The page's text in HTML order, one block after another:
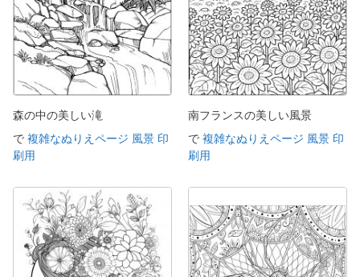
森の中の美しい滝
で 複雑なぬりえページ 風景 印
刷用
南フランスの美しい風景
で 複雑なぬりえページ 風景 印
刷用